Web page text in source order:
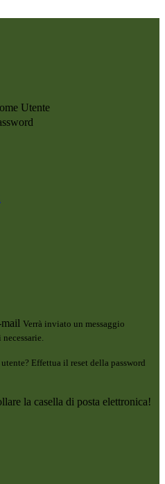
Utente
Verrà inviato un messaggio
Effettua il reset della password
la casella di posta elettronica!